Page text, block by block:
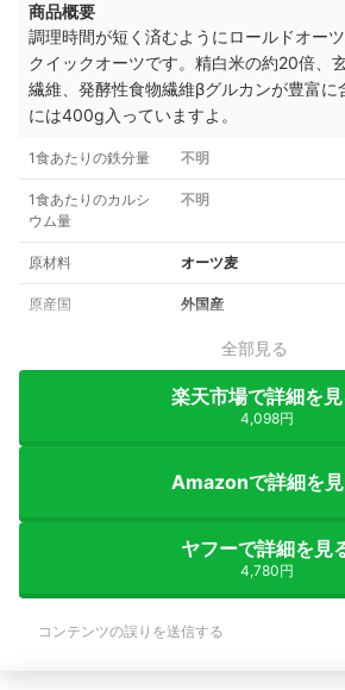
商品概要
調理時間が短く済むようにロールドオー
クイックオーツです。精白米の約20倍、
繊維、発酵性食物繊維βグルカンが豊富に
には400g入っていますよ。
1食あたりの鉄分量 不明
1食あたりのカルシ
ウム量
不明
原材料 オーツ麦
原産国 外国産
全部見る
楽天市場で詳細を
4,098円
Amazonで詳細を
ヤフーで詳細を見
4,780円
コンテンツの誤りを送信する